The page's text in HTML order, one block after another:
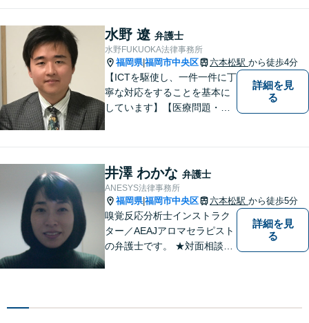
決への大きな一歩となりま
す。 些細なことでも、お気軽
にご相談下さい。
水野 遼 弁護士
水野FUKUOKA法律事務所
福岡県|福岡市中央区 六本松駅 から徒歩4分
【ICTを駆使し、一件一件に丁
寧な対応をすることを基本に
しています】【医療問題・交
応】【遠隔地からのご依頼・
ご相談歓迎】あなたのために
全力で事件と向き合います！
詳細を見
る
井澤 わかな 弁護士
ANESYS法律事務所
福岡県|福岡市中央区 六本松駅 から徒歩5分
嗅覚反応分析士インストラク
ター／AEAJアロマセラピスト
の弁護士です。 ★対面相談が
日／夜間も、時間帯等によっ
詳細を見
る